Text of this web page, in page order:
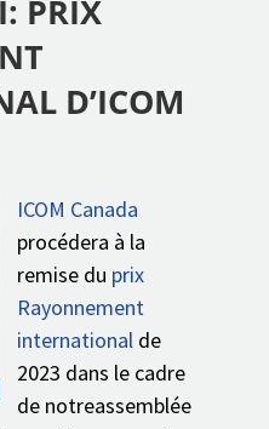
PRIX
D’ICOM
ICOM Canada
procédera à la
remise du prix
Rayonnement
international de
2023 dans le cadre
de notreassemblée